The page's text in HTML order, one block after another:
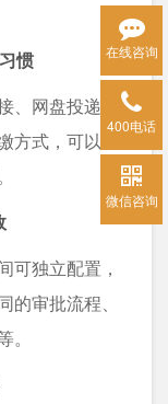
惯
网盘投递、
方式，可以根
可独立配置，
审批流程、
在线咨询
400电话
微信咨询